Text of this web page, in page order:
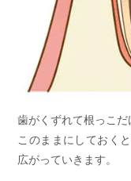
歯がくずれて根っこだ
このままにしておく
広がっていきます。